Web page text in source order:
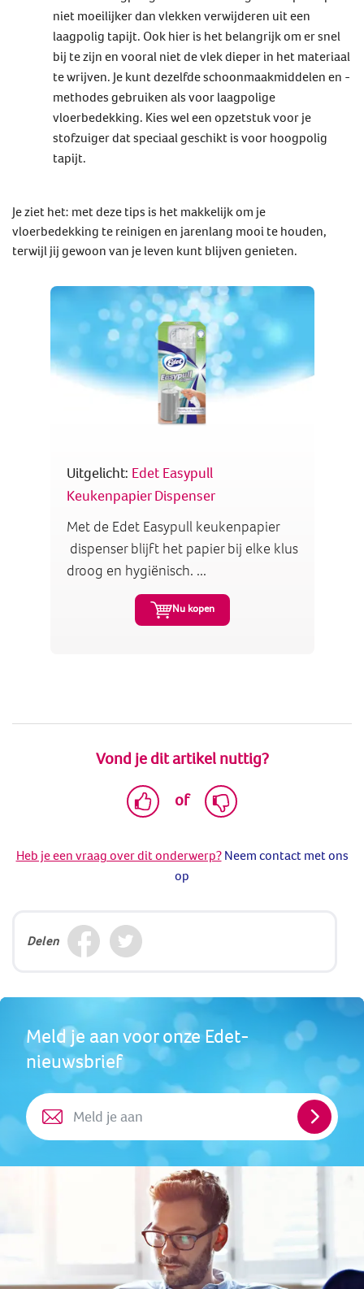
Uitgelicht: Edet Easypull
Keukenpapier Dispenser
Met de Edet Easypull keukenpapier
dispenser blijft het papier bij elke klus
droog en hygiënisch. ...
Nu kopen
niet moeilijker dan vlekken verwijderen uit een
laagpolig tapijt. Ook hier is het belangrijk om er snel
bij te zijn en vooral niet de vlek dieper in het materiaal
te wrijven. Je kunt dezelfde schoonmaakmiddelen en -
methodes gebruiken als voor laagpolige
vloerbedekking. Kies wel een opzetstuk voor je
stofzuiger dat speciaal geschikt is voor hoogpolig
tapijt.
Je ziet het: met deze tips is het makkelijk om je
vloerbedekking te reinigen en jarenlang mooi te houden,
terwijl jij gewoon van je leven kunt blijven genieten.
Vond je dit artikel nuttig?
of
Heb je een vraag over dit onderwerp?Neem contact met ons
op
Delen
Meld je aan voor onze Edet-
nieuwsbrief
Meld
je
aan